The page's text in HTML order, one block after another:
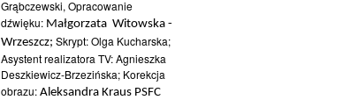
Grąbczewski, Opracowanie
dźwięku: Małgorzata Witowska -
Wrzeszcz; Skrypt: Olga Kucharska;
Asystent realizatora TV: Agnieszka
Deszkiewicz-Brzezińska; Korekcja
obrazu: Aleksandra Kraus PSFC